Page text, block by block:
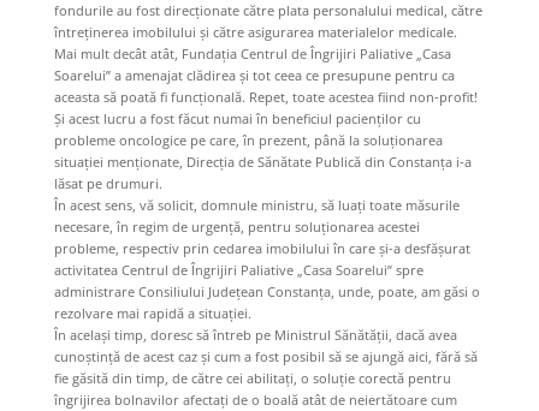
fondurile au fost direcționate către plata personalului medical, către
întreținerea imobilului și către asigurarea materialelor medicale.
Mai mult decât atât, Fundația Centrul de Îngrijiri Paliative „Casa
Soarelui” a amenajat clădirea și tot ceea ce presupune pentru ca
aceasta să poată fi funcțională. Repet, toate acestea fiind non-profit!
Și acest lucru a fost făcut numai în beneficiul pacienților cu
probleme oncologice pe care, în prezent, până la soluționarea
situației menționate, Direcția de Sănătate Publică din Constanța i-a
lăsat pe drumuri.
În acest sens, vă solicit, domnule ministru, să luați toate măsurile
necesare, în regim de urgență, pentru soluționarea acestei
probleme, respectiv prin cedarea imobilului în care și-a desfășurat
activitatea Centrul de Îngrijiri Paliative „Casa Soarelui” spre
administrare Consiliului Județean Constanța, unde, poate, am găsi o
rezolvare mai rapidă a situației.
În același timp, doresc să întreb pe Ministrul Sănătăţii, dacă avea
cunoștință de acest caz și cum a fost posibil să se ajungă aici, fără să
fie găsită din timp, de către cei abilitați, o soluție corectă pentru
îngrijirea bolnavilor afectați de o boală atât de neiertătoare cum